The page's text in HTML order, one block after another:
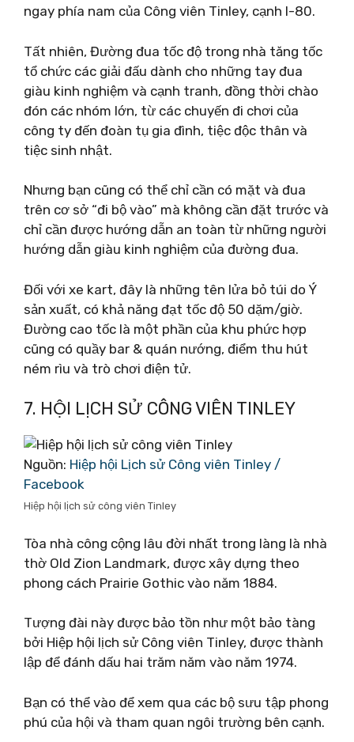
ngay phía nam của Công viên Tinley, cạnh I-80.
Tất nhiên, Đường đua tốc độ trong nhà tăng tốc
tổ chức các giải đấu dành cho những tay đua
giàu kinh nghiệm và cạnh tranh, đồng thời chào
đón các nhóm lớn, từ các chuyến đi chơi của
công ty đến đoàn tụ gia đình, tiệc độc thân và
tiệc sinh nhật.
Nhưng bạn cũng có thể chỉ cần có mặt và đua
trên cơ sở “đi bộ vào” mà không cần đặt trước và
chỉ cần được hướng dẫn an toàn từ những người
hướng dẫn giàu kinh nghiệm của đường đua.
Đối với xe kart, đây là những tên lửa bỏ túi do Ý
sản xuất, có khả năng đạt tốc độ 50 dặm/giờ.
Đường cao tốc là một phần của khu phức hợp
cũng có quầy bar & quán nướng, điểm thu hút
ném rìu và trò chơi điện tử.
7. HỘI LỊCH SỬ CÔNG VIÊN TINLEY
Nguồn: Hiệp hội Lịch sử Công viên Tinley /
Facebook
Hiệp hội lịch sử công viên Tinley
Tòa nhà công cộng lâu đời nhất trong làng là nhà
thờ Old Zion Landmark, được xây dựng theo
phong cách Prairie Gothic vào năm 1884.
Tượng đài này được bảo tồn như một bảo tàng
bởi Hiệp hội lịch sử Công viên Tinley, được thành
lập để đánh dấu hai trăm năm vào năm 1974.
Bạn có thể vào để xem qua các bộ sưu tập phong
phú của hội và tham quan ngôi trường bên cạnh.